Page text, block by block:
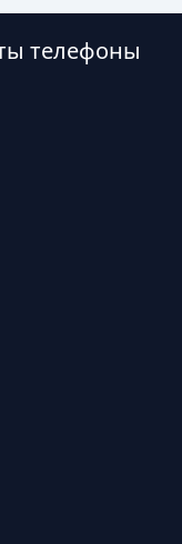
телефоны